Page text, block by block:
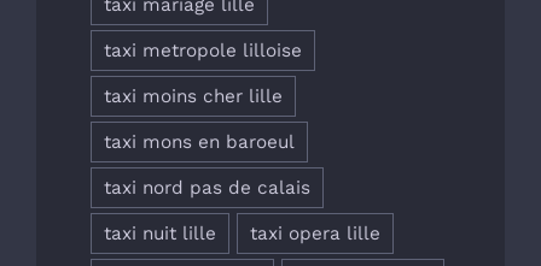
taxi mariage lille
taxi metropole lilloise
taxi moins cher lille
taxi mons en baroeul
taxi nord pas de calais
taxi nuit lille taxi opera lille